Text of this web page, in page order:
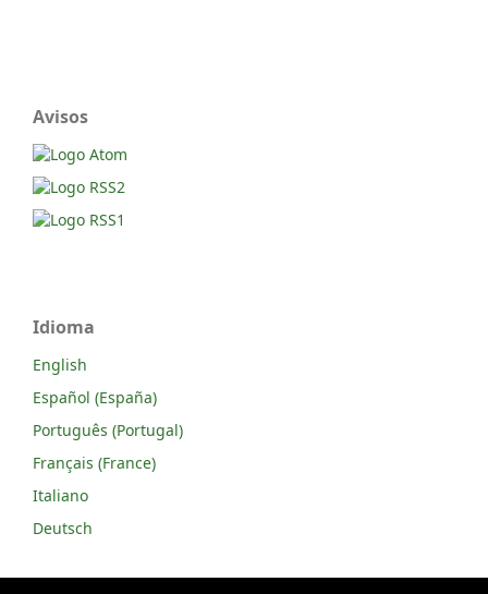
Avisos
Idioma
English
Español (España)
Português (Portugal)
Français (France)
Italiano
Deutsch